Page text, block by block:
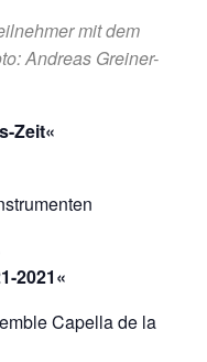
mit dem
Andreas Greiner-
Zeit«
2021«
Capella de la